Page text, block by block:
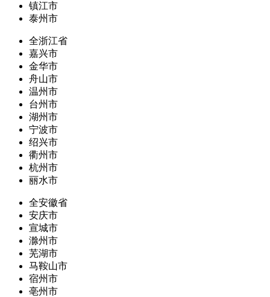
镇江市
泰州市
全浙江省
嘉兴市
金华市
舟山市
温州市
台州市
湖州市
宁波市
绍兴市
衢州市
杭州市
丽水市
全安徽省
安庆市
宣城市
滁州市
芜湖市
马鞍山市
宿州市
亳州市